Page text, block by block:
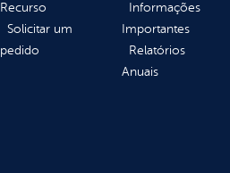
Recurso
Solicitar um
pedido
Informações
Importantes
Relatórios
Anuais